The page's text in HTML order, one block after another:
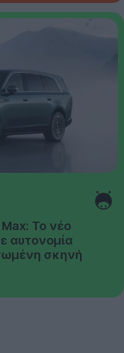
Το νέο
αυτονομία
σκηνή